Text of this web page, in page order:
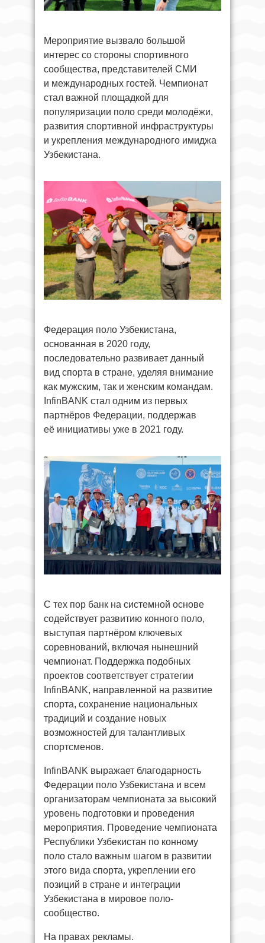
Мероприятие вызвало большой
интерес со стороны спортивного
сообщества, представителей СМИ
и международных гостей. Чемпионат
стал важной площадкой для
популяризации поло среди молодёжи,
развития спортивной инфраструктуры
и укрепления международного имиджа
Узбекистана.
Федерация поло Узбекистана,
основанная в 2020 году,
последовательно развивает данный
вид спорта в стране, уделяя внимание
как мужским, так и женским командам.
InfinBANK стал одним из первых
партнёров Федерации, поддержав
её инициативы уже в 2021 году.
С тех пор банк на системной основе
содействует развитию конного поло,
выступая партнёром ключевых
соревнований, включая нынешний
чемпионат. Поддержка подобных
проектов соответствует стратегии
InfinBANK, направленной на развитие
спорта, сохранение национальных
традиций и создание новых
возможностей для талантливых
спортсменов.
InfinBANK выражает благодарность
Федерации поло Узбекистана и всем
организаторам чемпионата за высокий
уровень подготовки и проведения
мероприятия. Проведение чемпионата
Республики Узбекистан по конному
поло стало важным шагом в развитии
этого вида спорта, укреплении его
позиций в стране и интеграции
Узбекистана в мировое поло-
сообщество.
На правах рекламы.